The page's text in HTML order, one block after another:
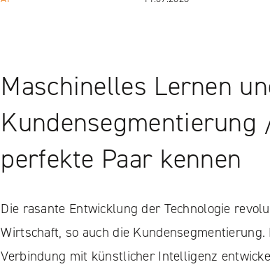
Maschinelles Lernen
Kundensegmentierung
perfekte Paar kennen
Die rasante Entwicklung der Technologie
Wirtschaft, so auch die
Verbindung mit künstlicher Intelligenz